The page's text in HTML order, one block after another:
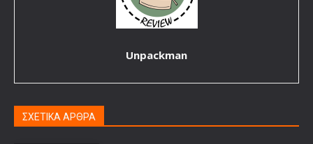
Unpackman
ΣΧΕΤΙΚΑ ΑΡΘΡΑ